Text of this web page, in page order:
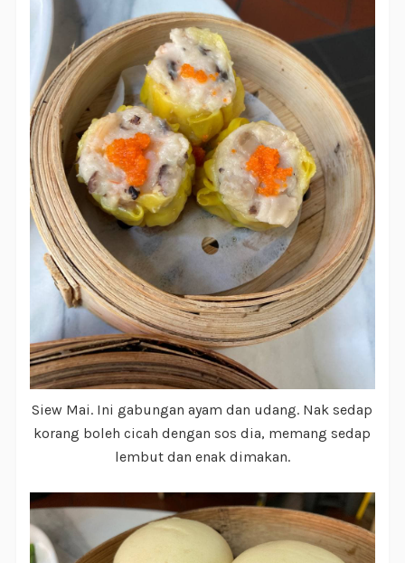
Siew Mai. Ini gabungan ayam dan udang. Nak sedap
korang boleh cicah dengan sos dia, memang sedap
lembut dan enak dimakan.